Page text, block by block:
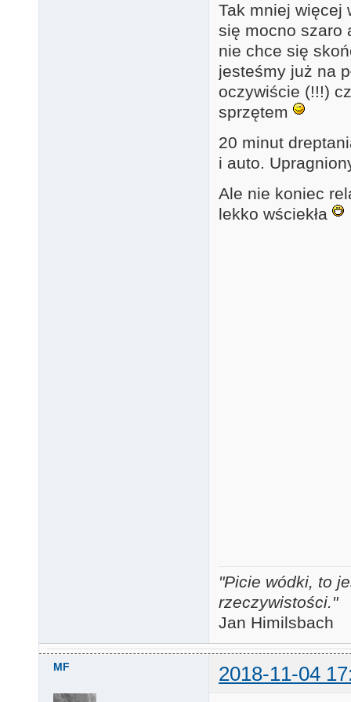
Tak mniej więcej
się mocno szaro
nie chce się
jesteśmy już na
oczywiście (!!!)
sprzętem
20 minut
i auto.
Ale nie koniec
lekko wściekła
"Picie wódki, to
rzeczywistości."
Jan Himilsbach
MF 2018-11-04